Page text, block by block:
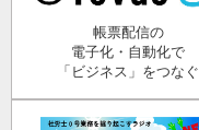
帳票配信の
電子化・自動化で
「ビジネス」をつなぐ